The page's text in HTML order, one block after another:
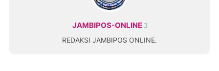
JAMBIPOS-ONLINE
REDAKSI JAMBIPOS ONLINE.